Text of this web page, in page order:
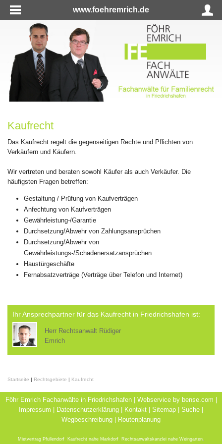
www.foehremrich.de
Kaufrecht
Das Kaufrecht regelt die gegenseitigen Rechte und Pflichten von
Verkäufern und Käufern.
Wir vertreten und beraten sowohl Käufer als auch Verkäufer. Die
häufigsten Fragen betreffen:
Gestaltung / Prüfung von Kaufverträgen
Anfechtung von Kaufverträgen
Gewährleistung-/Garantie
Durchsetzung/Abwehr von Zahlungsansprüchen
Durchsetzung/Abwehr von
Gewährleistungs-/Schadenersatzansprüchen
Haustürgeschäfte
Fernabsatzverträge (Verträge über Telefon und Internet)
Ihr Ansprechpartner für das Kaufrecht in Friedrichshafen ist:
Herr Rechtsanwalt Rüdiger
Emrich
Startseite | Rechtsgebiete | Kaufrecht
Föhr Emrich Fachanwälte in Friedrichshafen | Webservice by bense.com
Impressum
Datenschutzerklärung Kontakt Sitemap Suche
Wegbeschreibung
Routenplanung
Mietvertrag Pfullendorf Kaufrecht nahe Markdorf Rechtsanwaltskanzlei nahe Weingarten